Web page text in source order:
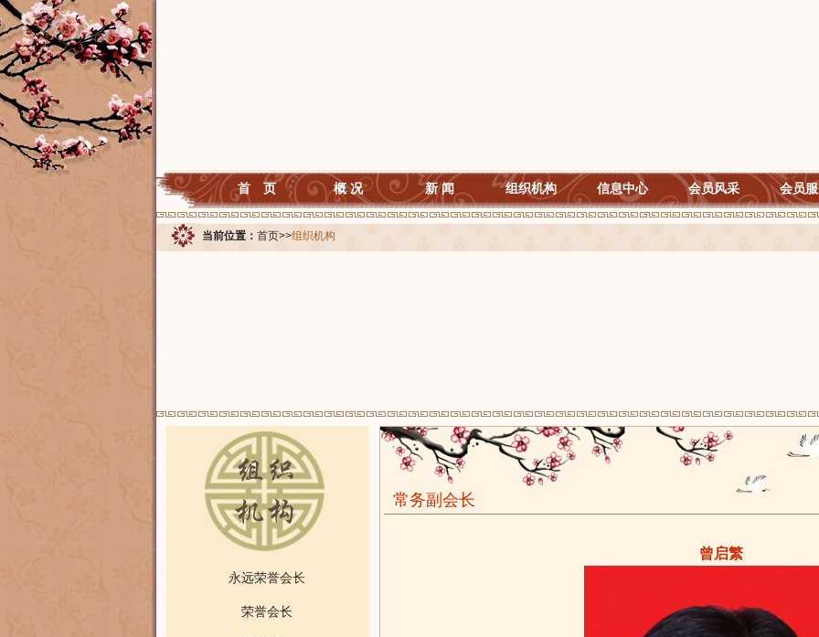
首 页 概 况 新 闻 组织机构 信息中心 会员风采 会员
当前位置： 首页>>组织机构
永远荣誉会长
荣誉会长
常务副会长
曾启繁